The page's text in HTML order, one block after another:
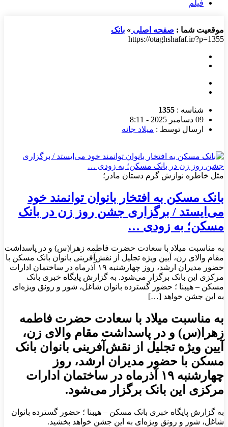
فیلم
موقعیت شما : صفحه اصلی » بانک
https://otaghshafaf.ir/?p=1355
شناسه : 1355
09 دسامبر 2025 - 8:11
ارسال توسط : میلاد جانه
مثل خاطره نوازش گرم دستان مادر؛
بانک مسکن به افتخار بانوان توانمند خود
می‌ایستد / برگزاری جشن روز زن در بانک
مسکن؛ به زودی …
به مناسبت میلاد با سعادت حضرت فاطمه زهرا(س) و در پاسداشت
مقام والای زن، آیین ویژه تجلیل از نقش‌آفرینی بانوان بانک مسکن با
حضور مدیران ارشد، روز چهارشنبه ۱۹ آذرماه در ساختمان ادارات
مرکزی این بانک برگزار می‌شود. به گزارش پایگاه خبری بانک
مسکن – هیبنا ؛ حضور گسترده بانوان شاغل، شور و رونق ویژه‌ای
به این جشن خواهد […]
به مناسبت میلاد با سعادت حضرت فاطمه
زهرا(س) و در پاسداشت مقام والای زن،
آیین ویژه تجلیل از نقش‌آفرینی بانوان بانک
مسکن با حضور مدیران ارشد، روز
چهارشنبه ۱۹ آذرماه در ساختمان ادارات
مرکزی این بانک برگزار می‌شود.
به گزارش پایگاه خبری بانک مسکن – هیبنا ؛ حضور گسترده بانوان
شاغل، شور و رونق ویژه‌ای به این جشن خواهد بخشید.